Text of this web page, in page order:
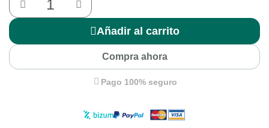
Añadir al carrito
Compra ahora
Pago 100% seguro